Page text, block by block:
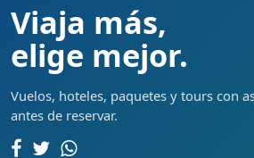
Viaja más,
elige mejor.
Vuelos, hoteles, paquetes y tours con
antes de reservar.